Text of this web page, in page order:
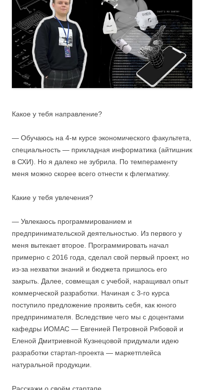
Какое у тебя направление?
— Обучаюсь на 4-м курсе экономического факультета,
специальность — прикладная информатика (айтишник
в СХИ). Но я далеко не зубрила. По темпераменту
меня можно скорее всего отнести к флегматику.
Какие у тебя увлечения?
— Увлекаюсь программированием и
предпринимательской деятельностью. Из первого у
меня вытекает второе. Программировать начал
примерно с 2016 года, сделал свой первый проект, но
из-за нехватки знаний и бюджета пришлось его
закрыть. Далее, совмещая с учебой, наращивал опыт
коммерческой разработки. Начиная с 3-го курса
поступило предложение проявить себя, как юного
предпринимателя. Вследствие чего мы с доцентами
кафедры ИОМАС — Евгенией Петровной Рябовой и
Еленой Дмитриевной Кузнецовой придумали идею
разработки стартап-проекта — маркетплейса
натуральной продукции.